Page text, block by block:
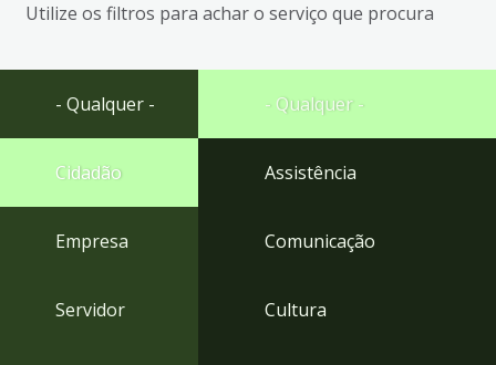
busca
Ir
rodapé
Utilize os filtros para achar o serviço que procura
- Qualquer -
Cidadão
Empresa
Servidor
- Qualquer -
Assistência
Comunicação
Cultura